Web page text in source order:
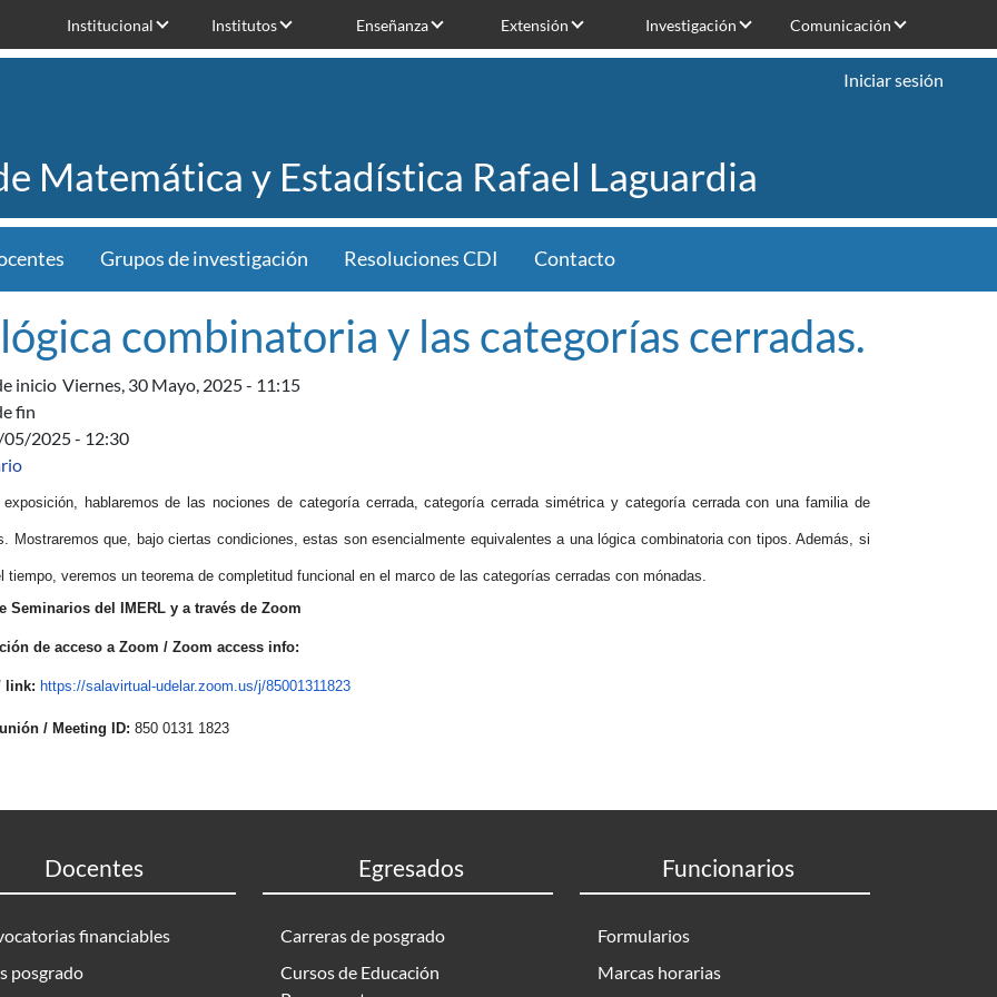
Institucional Institutos Enseñanza Extensión Investigación Comunicación
Matemática y Estadística Rafael Laguardia
Iniciar sesión
Grupos de investigación Resoluciones CDI Contacto
combinatoria y las categorías cerradas.
inicio Viernes, 30 Mayo, 2025 - 11:15
fin
05/2025 - 12:30
hablaremos de las nociones de categoría cerrada, categoría cerrada simétrica y categoría cerrada con una familia de
Mostraremos que, bajo ciertas condiciones, estas son esencialmente equivalentes a una lógica combinatoria con tipos. Además, si
tiempo, veremos un teorema de completitud funcional en el marco de las categorías cerradas con mónadas.
Seminarios del IMERL y a través de Zoom
de acceso a Zoom / Zoom access info:
link: https://salavirtual-udelar.zoom.us/j/85001311823
/ Meeting ID: 850 0131 1823
Docentes
financiables
posgrado
Egresados
Carreras de posgrado
Cursos de Educación
Funcionarios
Formularios
Marcas horarias